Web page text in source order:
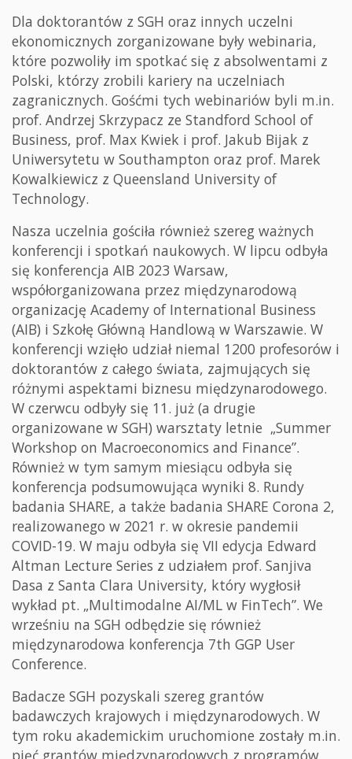
Dla doktorantów z SGH oraz innych uczelni
ekonomicznych zorganizowane były webinaria,
które pozwoliły im spotkać się z absolwentami z
Polski, którzy zrobili kariery na uczelniach
zagranicznych. Gośćmi tych webinariów byli m.in.
prof. Andrzej Skrzypacz ze Standford School of
Business, prof. Max Kwiek i prof. Jakub Bijak z
Uniwersytetu w Southampton oraz prof. Marek
Kowalkiewicz z Queensland University of
Technology.
Nasza uczelnia gościła również szereg ważnych
konferencji i spotkań naukowych. W lipcu odbyła
się konferencja AIB 2023 Warsaw,
współorganizowana przez międzynarodową
organizację Academy of International Business
(AIB) i Szkołę Główną Handlową w Warszawie. W
konferencji wzięło udział niemal 1200 profesorów i
doktorantów z całego świata, zajmujących się
różnymi aspektami biznesu międzynarodowego.
W czerwcu odbyły się 11. już (a drugie
organizowane w SGH) warsztaty letnie „Summer
Workshop on Macroeconomics and Finance”.
Również w tym samym miesiącu odbyła się
konferencja podsumowująca wyniki 8. Rundy
badania SHARE, a także badania SHARE Corona 2,
realizowanego w 2021 r. w okresie pandemii
COVID-19. W maju odbyła się VII edycja Edward
Altman Lecture Series z udziałem prof. Sanjiva
Dasa z Santa Clara University, który wygłosił
wykład pt. „Multimodalne AI/ML w FinTech”. We
wrześniu na SGH odbędzie się również
międzynarodowa konferencja 7th GGP User
Conference.
Badacze SGH pozyskali szereg grantów
badawczych krajowych i międzynarodowych. W
tym roku akademickim uruchomione zostały m.in.